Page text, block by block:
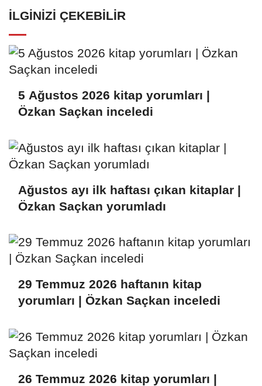
İLGINIZI ÇEKEBILIR
5 Ağustos 2026 kitap yorumları |
Özkan Saçkan inceledi
Ağustos ayı ilk haftası çıkan kitaplar |
Özkan Saçkan yorumladı
29 Temmuz 2026 haftanın kitap
yorumları | Özkan Saçkan inceledi
26 Temmuz 2026 kitap yorumları |